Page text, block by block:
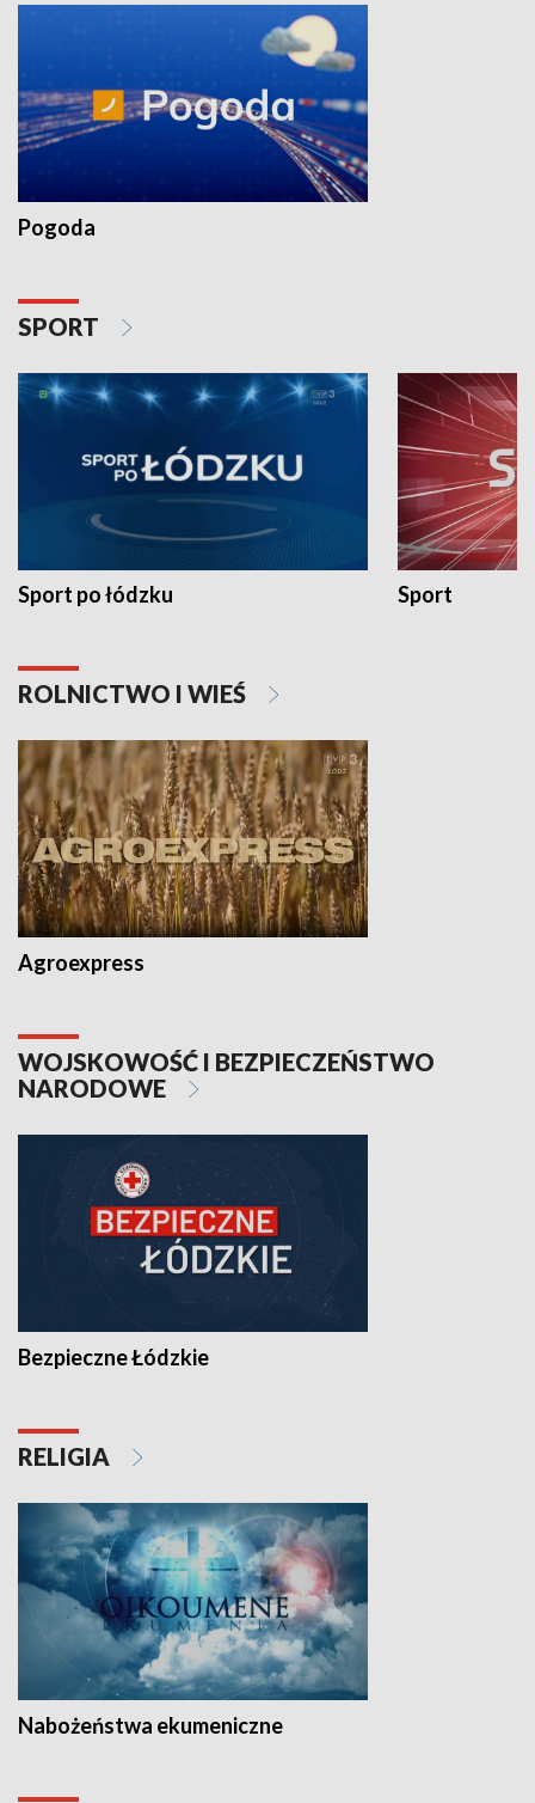
Pogoda
SPORT
Sport po łódzku Sport
ROLNICTWO I WIEŚ
Agroexpress
WOJSKOWOŚĆ I BEZPIECZEŃSTWO
NARODOWE
Bezpieczne Łódzkie
RELIGIA
Nabożeństwa ekumeniczne